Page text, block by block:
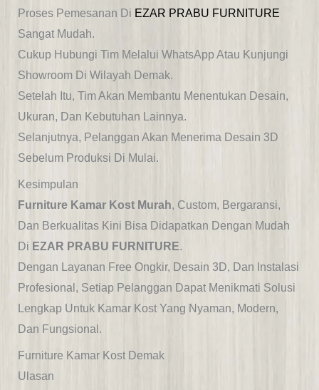
Proses Pemesanan Di EZAR PRABU FURNITURE
Sangat Mudah.
Cukup Hubungi Tim Melalui WhatsApp Atau Kunjungi
Showroom Di Wilayah Demak.
Setelah Itu, Tim Akan Membantu Menentukan Desain,
Ukuran, Dan Kebutuhan Lainnya.
Selanjutnya, Pelanggan Akan Menerima Desain 3D
Sebelum Produksi Di Mulai.
Kesimpulan
Furniture Kamar Kost Murah, Custom, Bergaransi,
Dan BerkualitasKini Bisa Didapatkan Dengan Mudah
Di EZAR PRABU FURNITURE.
Dengan Layanan Free Ongkir, Desain 3D, Dan Instalasi
Profesional , Setiap Pelanggan Dapat Menikmati Solusi
Lengkap Untuk Kamar Kost Yang Nyaman, Modern,
Dan Fungsional.
Furniture Kamar Kost Demak
Ulasan